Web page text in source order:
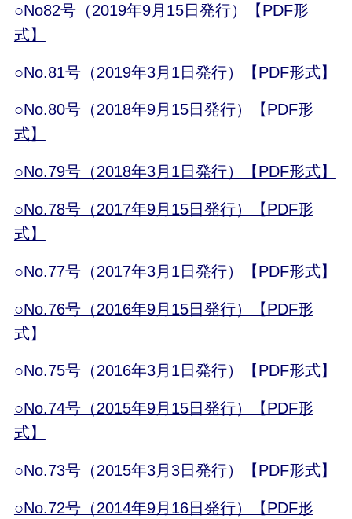
○No82号（2019年9月15日発行）【PDF形
式】
○No.81号（2019年3月1日発行）【PDF形式】
○No.80号（2018年9月15日発行）【PDF形
式】
○No.79号（2018年3月1日発行）【PDF形式】
○No.78号（2017年9月15日発行）【PDF形
式】
○No.77号（2017年3月1日発行）【PDF形式】
○No.76号（2016年9月15日発行）【PDF形
式】
○No.75号（2016年3月1日発行）【PDF形式】
○No.74号（2015年9月15日発行）【PDF形
式】
○No.73号（2015年3月3日発行）【PDF形式】
○No.72号（2014年9月16日発行）【PDF形